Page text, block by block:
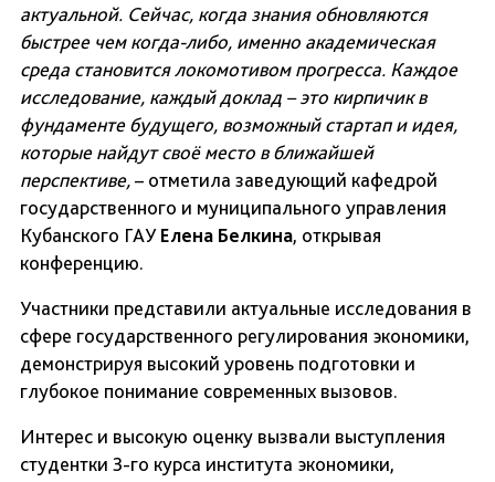
актуальной. Сейчас, когда знания обновляются
быстрее чем когда-либо, именно академическая
среда становится локомотивом прогресса. Каждое
исследование, каждый доклад – это кирпичик в
фундаменте будущего, возможный стартап и идея,
которые найдут своё место в ближайшей
перспективе,– отметила заведующий кафедрой
государственного и муниципального управления
Кубанского ГАУЕлена Белкина, открывая
конференцию.
Участники представили актуальные исследования в
сфере государственного регулирования экономики,
демонстрируя высокий уровень подготовки и
глубокое понимание современных вызовов.
Интерес и высокую оценку вызвали выступления
студентки 3-го курса института экономики,